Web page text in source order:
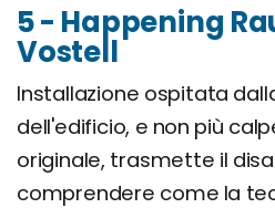
5 - Happening
Vostell
Installazione ospitata
dell'edificio, e non più
originale, trasmette il
comprendere come la